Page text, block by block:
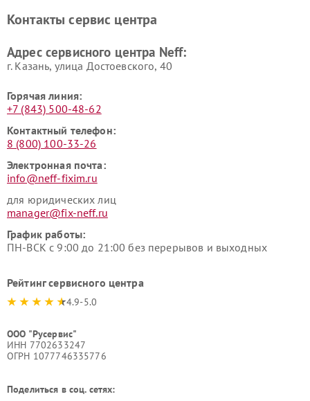
Контакты сервис центра
Адрес сервисного центра Neff:
г. Казань, улица Достоевского, 40
Горячая линия:
+7 (843) 500-48-62
Контактный телефон:
8 (800) 100-33-26
Электронная почта:
info@neff-fixim.ru
для юридических лиц
manager@fix-neff.ru
График работы:
ПН-ВСК с 9:00 до 21:00 без перерывов и выходных
Рейтинг сервисного центра
4.9-5.0
ООО "Русервис"
ИНН 7702633247
ОГРН 1077746335776
Поделиться в соц. сетях: